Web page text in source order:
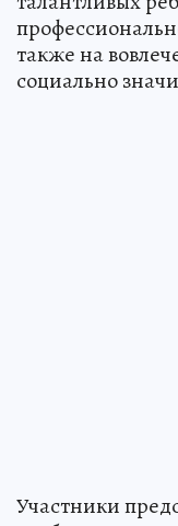
также на
социально
Участники